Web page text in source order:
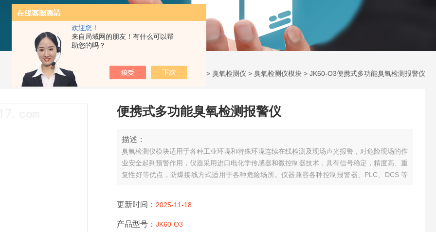
欢迎您！
来自局域网的朋友！有什么可以帮
助您的吗？
当前位置： 首页> > 臭氧检测仪 > 臭氧检测仪模块 > JK60-O3便携式多功能臭氧检测报警仪
便携式多功能臭氧检测报警仪
描述：
臭氧检测仪模块适用于各种工业环境和特殊环境连续在线检测及现场声光报警，对危险现场的作
业安全起到预警作用，仪器采用进口电化学传感器和微控制器技术，具有信号稳定，精度高、重
复性好等优点，防爆接线方式适用于各种危险场所。仪器兼容各种控制报警器、PLC、DCS 等
更新时间： 2025-11-18
产品型号： JK60-O3